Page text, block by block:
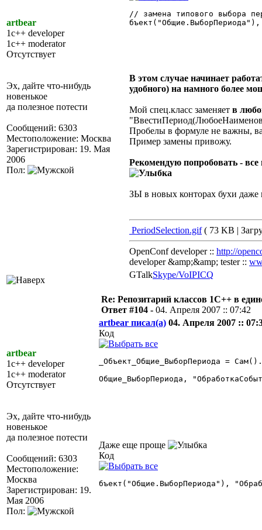
artbear
1c++ developer
1c++ moderator
Отсутствует
Эх, дайте что-нибудь
новенькое
да полезное потести
Сообщений: 6303
Местоположение: Москва
Зарегистрирован: 19. Мая
2006
Пол:
// замена типового выбора
В этом случае начинает
удобного) на намного более
Мой спец.класс заменяет в
Пробелы в формуле не важны,
Пример замены привожу.
Рекомендую попробовать -
ЗЫ в новых конторах бухи даже
PeriodSelection.gif( 73 KB |
OpenConf developer :: http://
developer &amp;&amp; tester ::
GTalkSkype/VoIPICQ
artbear
1c++ developer
1c++ moderator
Отсутствует
Эх, дайте что-нибудь
новенькое
да полезное потести
Сообщений: 6303
Местоположение:
Москва
Зарегистрирован: 19.
Мая 2006
Пол:
Re: Репозитарий классов 1С++ в
Ответ #104 - 04. Апреля 2007 :: 07:42
artbear писал(а) 04. Апреля 2007 ::
Код
_Объект_Общие_ВыборПериода =
Общие_ВыборПериода,
Даже еще проще
Код
бъект("Общие.ВыборПериода"),